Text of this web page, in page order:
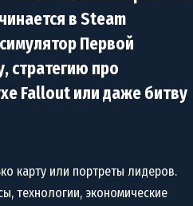
в Steam
Первой
стратегию про
Fallout или даже битву
карту или портреты лидеров.
технологии, экономические